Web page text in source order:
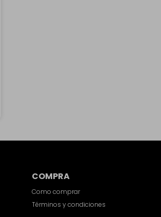
COMPRA
Como comprar
Términos y condiciones